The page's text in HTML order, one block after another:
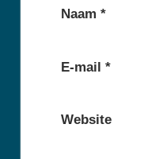
Naam *
E-mail *
Website